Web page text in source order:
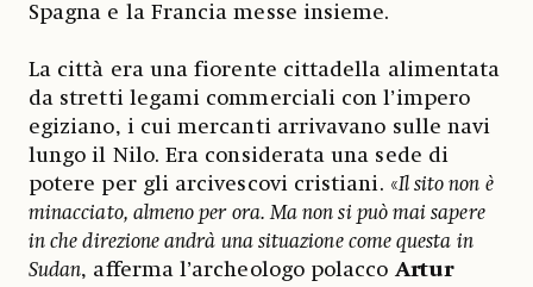
Spagna e la Francia messe insieme.
La città era una fiorente cittadella alimentata
da stretti legami commerciali con l’impero
egiziano, i cui mercanti arrivavano sulle navi
lungo il Nilo. Era considerata una sede di
potere per gli arcivescovi cristiani. «Il sito non è
minacciato, almeno per ora. Ma non si può mai sapere
in che direzione andrà una situazione come questa in
Sudan, afferma l’archeologo polacco Artur